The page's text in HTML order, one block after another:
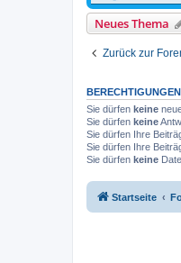
Neues Thema
Zurück zur
Sie dürfen keine
Sie dürfen keine
Sie dürfen Ihre
Sie dürfen Ihre
Sie dürfen keine
Startseite